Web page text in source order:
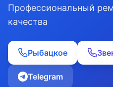
Профессиональный
качества
Рыбацкое
Telegram